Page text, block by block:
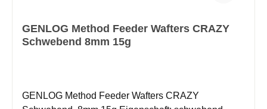
GENLOG Method Feeder Wafters CRAZY
Schwebend 8mm 15g
GENLOG Method Feeder Wafters CRAZY